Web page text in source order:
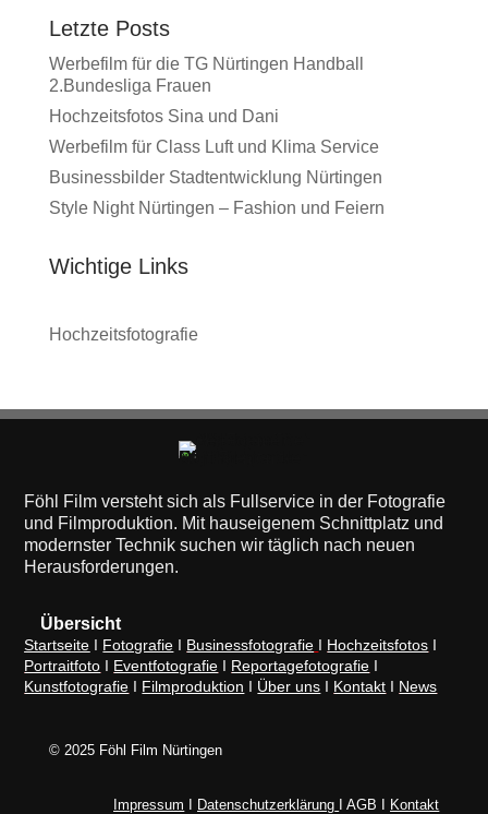
Letzte Posts
Werbefilm für die TG Nürtingen Handball
2.Bundesliga Frauen
Hochzeitsfotos Sina und Dani
Werbefilm für Class Luft und Klima Service
Businessbilder Stadtentwicklung Nürtingen
Style Night Nürtingen – Fashion und Feiern
Wichtige Links
Hochzeitsfotografie
Föhl Film versteht sich als Fullservice in der Fotografie
und Filmproduktion. Mit hauseigenem Schnittplatz und
modernster Technik suchen wir täglich nach neuen
Herausforderungen.
Übersicht
Startseite I Fotografie I Businessfotografie I Hochzeitsfotos I
Portraitfoto I Eventfotografie I Reportagefotografie I
Kunstfotografie I Filmproduktion I Über uns I Kontakt I News
© 2025 Föhl Film Nürtingen
Impressum Datenschutzerklärung I AGB I Kontakt